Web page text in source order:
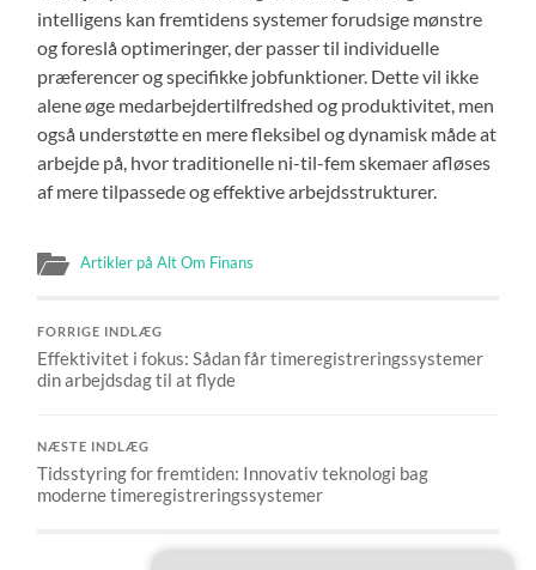
intelligens kan fremtidens systemer forudsige mønstre
og foreslå optimeringer, der passer til individuelle
præferencer og specifikke jobfunktioner. Dette vil ikke
alene øge medarbejdertilfredshed og produktivitet, men
også understøtte en mere fleksibel og dynamisk måde at
arbejde på, hvor traditionelle ni-til-fem skemaer afløses
af mere tilpassede og effektive arbejdsstrukturer.
Artikler på Alt Om Finans
FORRIGE INDLÆG
Effektivitet i fokus: Sådan får timeregistreringssystemer
din arbejdsdag til at flyde
NÆSTE INDLÆG
Tidsstyring for fremtiden: Innovativ teknologi bag
moderne timeregistreringssystemer